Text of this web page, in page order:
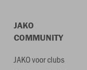
JAKO
COMMUNITY
JAKO voor clubs